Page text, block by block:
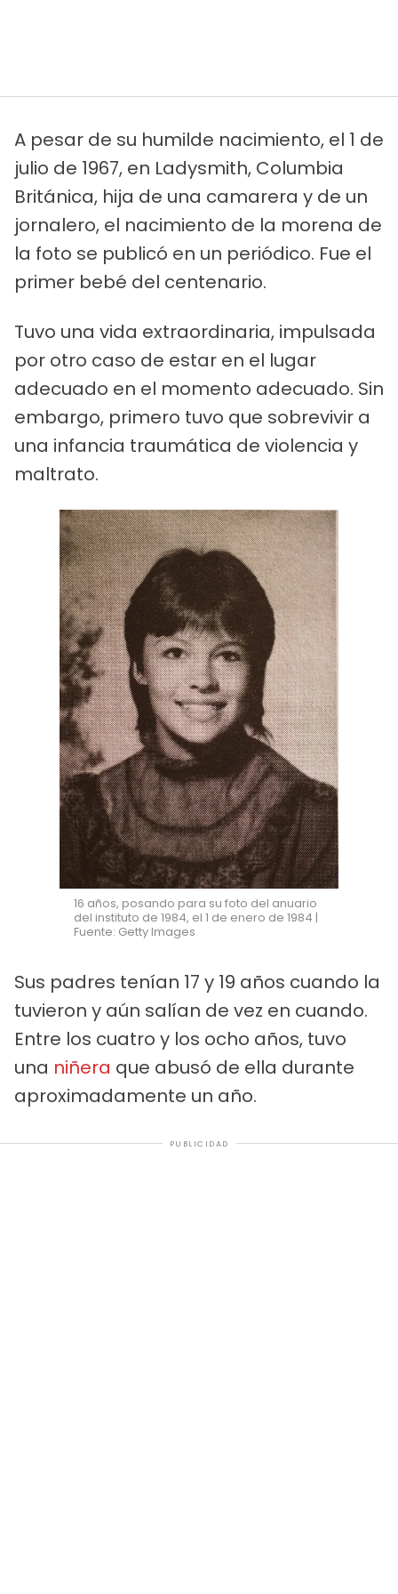
A pesar de su humilde nacimiento, el 1 de
julio de 1967, en Ladysmith, Columbia
Británica, hija de una camarera y de un
jornalero, el nacimiento de la morena de
la foto se publicó en un periódico. Fue el
primer bebé del centenario.
Tuvo una vida extraordinaria, impulsada
por otro caso de estar en el lugar
adecuado en el momento adecuado. Sin
embargo, primero tuvo que sobrevivir a
una infancia traumática de violencia y
maltrato.
16 años, posando para su foto del anuario
del instituto de 1984, el 1 de enero de 1984 |
Fuente: Getty Images
Sus padres tenían 17 y 19 años cuando la
tuvieron y aún salían de vez en cuando.
Entre los cuatro y los ocho años, tuvo
una niñera que abusó de ella durante
aproximadamente un año.
PUBLICIDAD